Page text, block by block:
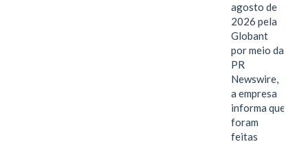
agosto de
2026 pela
Globant
por meio da
PR
Newswire,
a empresa
informa que
foram
feitas